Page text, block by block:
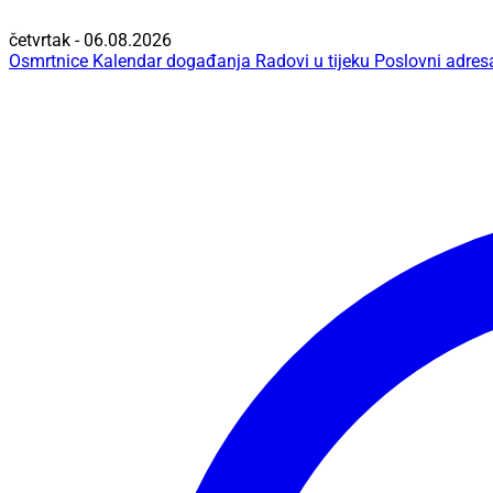
četvrtak - 06.08.2026
Osmrtnice Kalendar događanja Radovi u tijeku Poslovni